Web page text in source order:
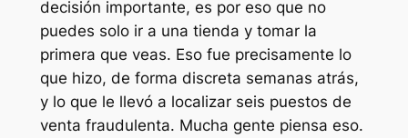
decisión importante, es por eso que no
puedes solo ir a una tienda y tomar la
primera que veas. Eso fue precisamente lo
que hizo, de forma discreta semanas atrás,
y lo que le llevó a localizar seis puestos de
venta fraudulenta. Mucha gente piensa eso.